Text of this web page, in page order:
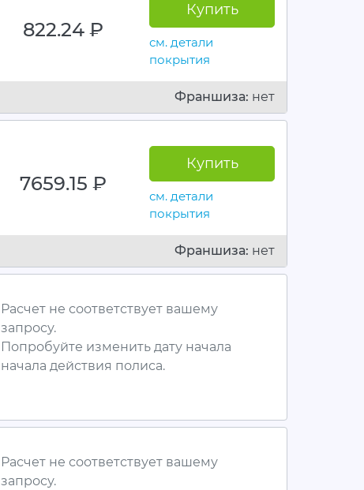
822.24 руб.
Купить
см. детали
покрытия
Франшиза: нет
7659.15 руб.
Купить
см. детали
покрытия
Франшиза: нет
Расчет не соответствует вашему
запросу.
Попробуйте изменить дату начала
начала действия полиса.
Расчет не соответствует вашему
запросу.